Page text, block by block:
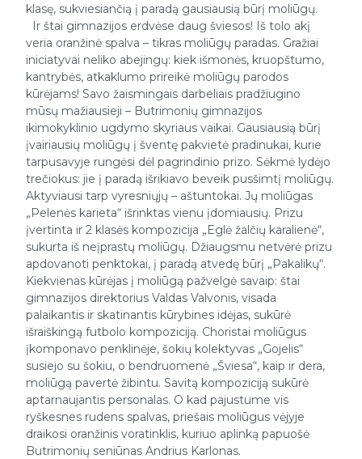
klasę, sukviesiančią į paradą gausiausią būrį moliūgų.
Ir štai gimnazijos erdvėse daug šviesos! Iš tolo akį
veria oranžinė spalva – tikras moliūgų paradas. Gražiai
iniciatyvai neliko abejingų: kiek išmonės, kruopštumo,
kantrybės, atkaklumo prireikė moliūgų parodos
kūrėjams! Savo žaismingais darbeliais pradžiugino
mūsų mažiausieji – Butrimonių gimnazijos
ikimokyklinio ugdymo skyriaus vaikai. Gausiausią būrį
įvairiausių moliūgų į šventę pakvietė pradinukai, kurie
tarpusavyje rungėsi dėl pagrindinio prizo. Sėkmė lydėjo
trečiokus: jie į paradą išrikiavo beveik pusšimtį moliūgų.
Aktyviausi tarp vyresniųjų – aštuntokai. Jų moliūgas
„Pelenės karieta“ išrinktas vienu įdomiausių. Prizu
įvertinta ir 2 klasės kompozicija „Eglė žalčių karalienė“,
sukurta iš neįprastų moliūgų. Džiaugsmu netvėrė prizu
apdovanoti penktokai, į paradą atvedę būrį „Pakalikų“.
Kiekvienas kūrėjas į moliūgą pažvelgė savaip: štai
gimnazijos direktorius Valdas Valvonis, visada
palaikantis ir skatinantis kūrybines idėjas, sukūrė
išraiškingą futbolo kompoziciją. Choristai moliūgus
įkomponavo penklinėje, šokių kolektyvas „Gojelis“
susiejo su šokiu, o bendruomenė „Šviesa“, kaip ir dera,
moliūgą pavertė žibintu. Savitą kompoziciją sukūrė
aptarnaujantis personalas. O kad pajustume vis
ryškesnes rudens spalvas, priešais moliūgus vėjyje
draikosi oranžinis voratinklis, kuriuo aplinką papuošė
Butrimonių seniūnas Andrius Karlonas.